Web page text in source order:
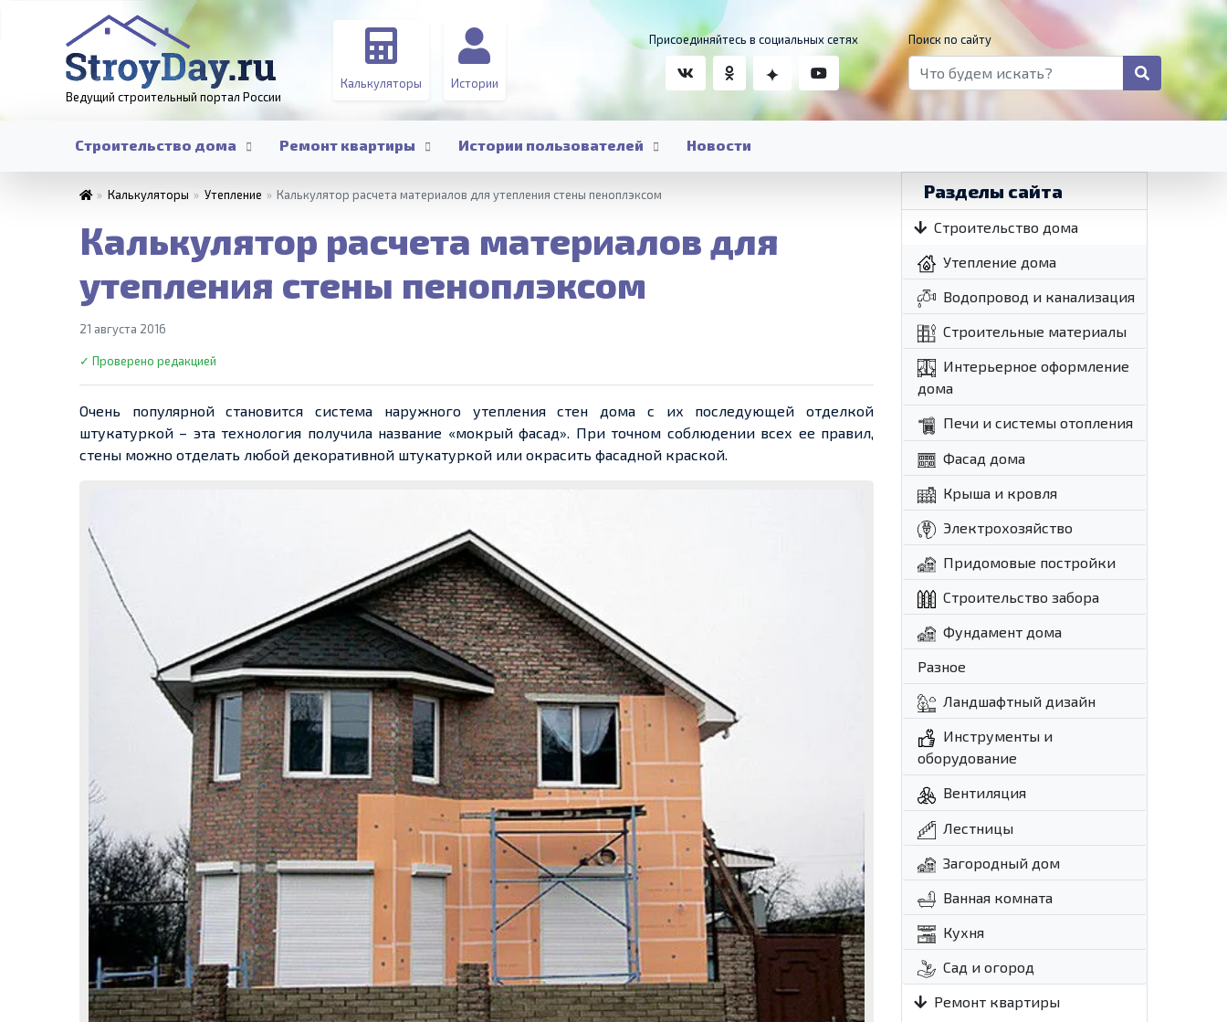
Ведущий строительный портал России
Калькуляторы Истории
Присоединяйтесь в социальных сетях Поиск по сайту
Строительство дома Ремонт квартиры Истории пользователей Новости
» Калькуляторы » Утепление » Калькулятор расчета материалов для утепления стены пеноплэксом
Калькулятор расчета материалов для
утепления стены пеноплэксом
21 августа 2016
✓ Проверено редакцией
Очень популярной становится система наружного утепления стен дома с их последующей отделкой
штукатуркой – эта технология получила название «мокрый фасад». При точном соблюдении всех ее правил,
стены можно отделать любой декоративной штукатуркой или окрасить фасадной краской.
Разделы сайта
Строительство дома
Утепление дома
Водопровод и канализация
Строительные материалы
Интерьерное оформление
дома
Печи и системы отопления
Фасад дома
Крыша и кровля
Электрохозяйство
Придомовые постройки
Строительство забора
Фундамент дома
Разное
Ландшафтный дизайн
Инструменты и
оборудование
Вентиляция
Лестницы
Загородный дом
Ванная комната
Кухня
Сад и огород
Ремонт квартиры